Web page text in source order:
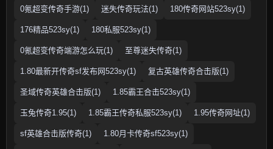
0氪超变传奇手游(1) 迷失传奇玩法(1) 180传奇网站523sy(1)
176精品523sy(1) 180私服523sy(1)
0氪超变传奇端游怎么玩(1) 至尊迷失传奇(1)
1.80最新开传奇sf发布网523sy(1) 复古英雄传奇合击版(1)
圣域传奇英雄合击版(1) 1.85霸王合击523sy(1)
玉兔传奇1.95(1) 1.85霸王传奇私服523sy(1) 1.95传奇网址(1)
sf英雄合击版传奇(1) 1.80月卡传奇sf523sy(1)